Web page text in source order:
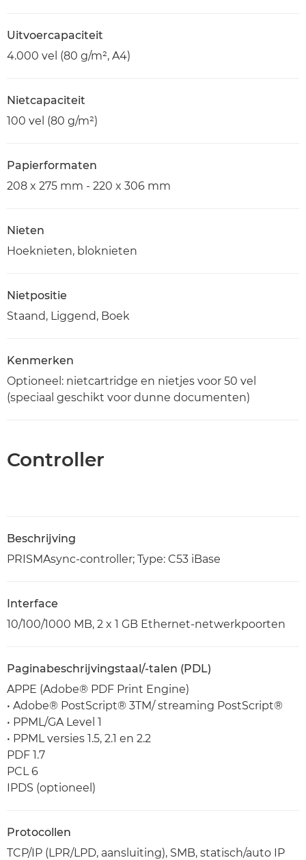
Uitvoercapaciteit
4.000 vel (80 g/m², A4)
Nietcapaciteit
100 vel (80 g/m²)
Papierformaten
208 x 275 mm - 220 x 306 mm
Nieten
Hoeknieten, bloknieten
Nietpositie
Staand, Liggend, Boek
Kenmerken
Optioneel: nietcartridge en nietjes voor 50 vel
(speciaal geschikt voor dunne documenten)
Controller
Beschrijving
PRISMAsync-controller; Type: C53 iBase
Interface
10/100/1000 MB, 2 x 1 GB Ethernet-netwerkpoorten
Paginabeschrijvingstaal/-talen (PDL)
APPE (Adobe® PDF Print Engine)
• Adobe® PostScript® 3TM/ streaming PostScript®
• PPML/GA Level 1
• PPML versies 1.5, 2.1 en 2.2
PDF 1.7
PCL 6
IPDS (optioneel)
Protocollen
TCP/IP (LPR/LPD, aansluiting), SMB, statisch/auto IP